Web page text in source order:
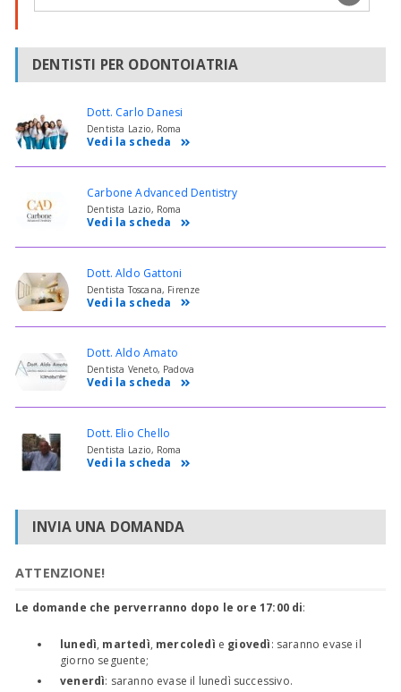
DENTISTI PER ODONTOIATRIA
Dott. Carlo Danesi
Dentista Lazio, Roma
Vedi la scheda
Carbone Advanced Dentistry
Dentista Lazio, Roma
Vedi la scheda
Dott. Aldo Gattoni
Dentista Toscana, Firenze
Vedi la scheda
Dott. Aldo Amato
Dentista Veneto, Padova
Vedi la scheda
Dott. Elio Chello
Dentista Lazio, Roma
Vedi la scheda
INVIA UNA DOMANDA
ATTENZIONE!
Le domande che perverranno dopo le ore 17:00 di:
lunedì, martedì, mercoledì e giovedì: saranno evase il
giorno seguente;
venerdì: saranno evase il lunedì successivo.